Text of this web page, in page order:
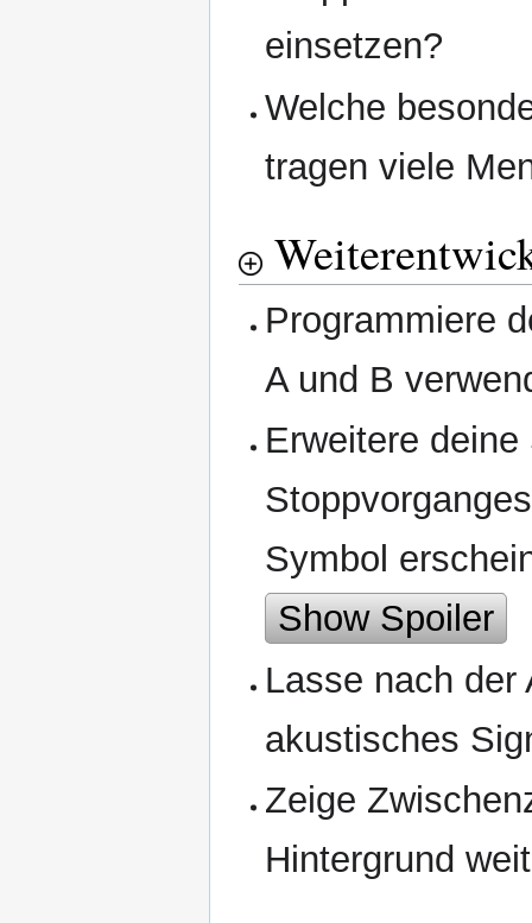
einsetzen?
Welche
tragen viele
Programmiere
A und B
Erweitere
Symbol
Show Spoiler
Lasse nach der
akustisches
Zeige
Hintergrund